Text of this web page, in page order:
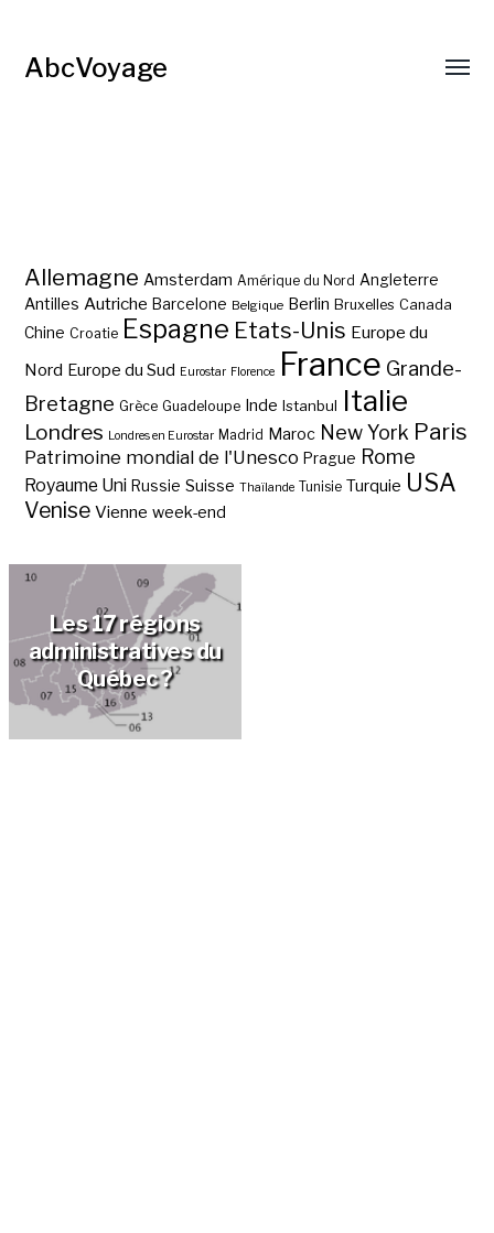
AbcVoyage
Allemagne Amsterdam Amérique du Nord Angleterre
Antilles Autriche Barcelone Belgique Berlin Bruxelles Canada
Chine Croatie Espagne Etats-Unis Europe du
Nord Europe du Sud Eurostar Florence France Grande-
Bretagne Grèce Guadeloupe Inde Istanbul Italie
Londres Londres en Eurostar Madrid Maroc New York Paris
Patrimoine mondial de l'Unesco Prague Rome
Royaume Uni Russie Suisse Thaïlande Tunisie Turquie USA
Venise Vienne week-end
Les 17 régions
administratives du
Québec ?